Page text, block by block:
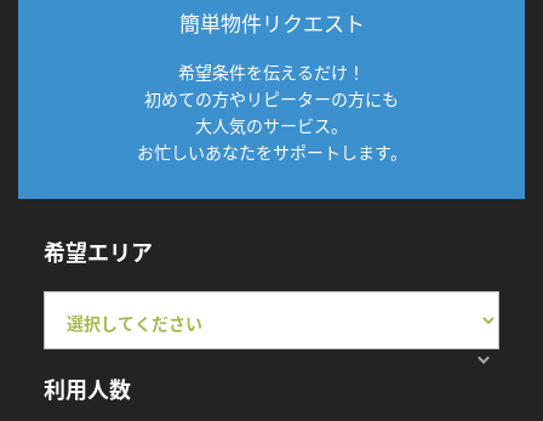
簡単物件リクエスト
希望条件を伝えるだけ！
初めての方やリピーターの方にも
大人気のサービス。
お忙しいあなたをサポートします。
希望エリア
利用人数